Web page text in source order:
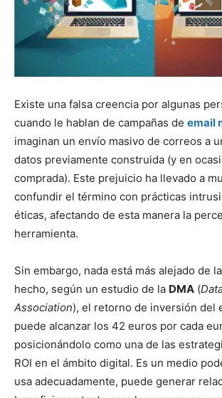
Existe una falsa creencia por algunas
cuando le hablan de campañas de email
imaginan un envío masivo de correos a
datos previamente construida (y en
comprada). Este prejuicio ha llevado a
confundir el término con prácticas
éticas, afectando de esta manera la
herramienta.
Sin embargo, nada está más alejado de
hecho, según un estudio de la DMA (
Association), el retorno de inversión del
puede alcanzar los 42 euros por cada
posicionándolo como una de las
ROI en el ámbito digital. Es un medio
usa adecuadamente, puede generar